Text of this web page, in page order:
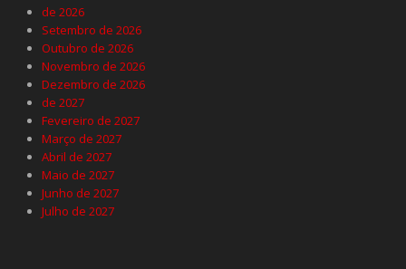
de 2026
Setembro de 2026
Outubro de 2026
Novembro de 2026
Dezembro de 2026
de 2027
Fevereiro de 2027
Março de 2027
Abril de 2027
Maio de 2027
Junho de 2027
Julho de 2027